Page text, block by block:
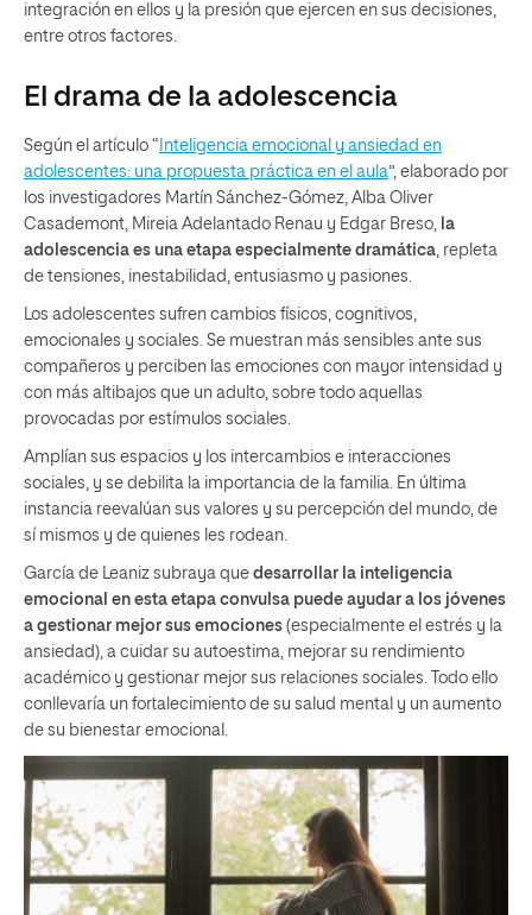
integración en ellos y la presión que ejercen en sus decisiones,
entre otros factores.
El drama de la adolescencia
Según el artículo “ Inteligencia emocional y ansiedad en
adolescentes: una propuesta práctica en el aula”, elaborado por
los investigadores Martín Sánchez-Gómez, Alba Oliver
Casademont, Mireia Adelantado Renau y Edgar Breso,
la
adolescencia es una etapa especialmente dramática , repleta
de tensiones, inestabilidad, entusiasmo y pasiones.
Los adolescentes sufren cambios físicos, cognitivos,
emocionales y sociales. Se muestran más sensibles ante sus
compañeros y perciben las emociones con mayor intensidad y
con más altibajos que un adulto, sobre todo aquellas
provocadas por estímulos sociales.
Amplían sus espacios y los intercambios e interacciones
sociales, y se debilita la importancia de la familia. En última
instancia reevalúan sus valores y su percepción del mundo, de
sí mismos y de quienes les rodean.
García de Leaniz subraya que desarrollar la inteligencia
emocional en esta etapa convulsa puede ayudar a los jóvenes
a gestionar mejor sus emociones (especialmente el estrés y la
ansiedad), a cuidar su autoestima, mejorar su rendimiento
académico y gestionar mejor sus relaciones sociales. Todo ello
conllevaría un fortalecimiento de su salud mental y un aumento
de su bienestar emocional.